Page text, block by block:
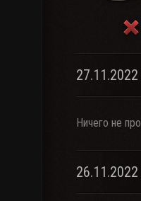
Ничего не
26.11.2022